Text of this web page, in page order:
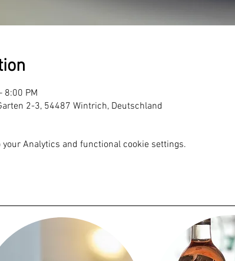
8:00 PM
2-3, 54487 Wintrich, Deutschland
your Analytics and functional cookie settings.